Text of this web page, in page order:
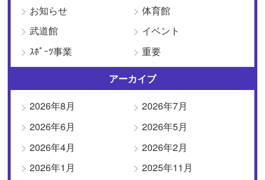
お知らせ
体育館
武道館
イベント
ｽﾎﾟｰﾂ事業
重要
アーカイブ
2026年8月
2026年7月
2026年6月
2026年5月
2026年4月
2026年2月
2026年1月
2025年11月